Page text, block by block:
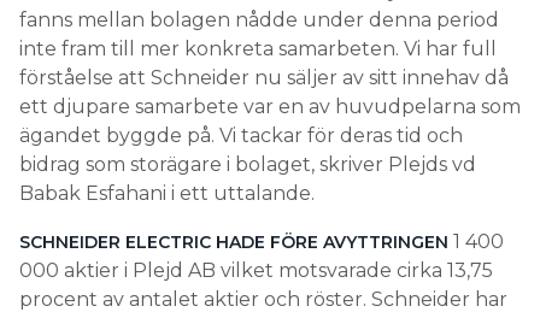
fanns mellan bolagen nådde under denna period
inte fram till mer konkreta samarbeten. Vi har full
förståelse att Schneider nu säljer av sitt innehav då
ett djupare samarbete var en av huvudpelarna som
ägandet byggde på. Vi tackar för deras tid och
bidrag som storägare i bolaget, skriver Plejds vd
Babak Esfahani i ett uttalande.
SCHNEIDER ELECTRIC HADE FÖRE AVYTTRINGEN 1 400
000 aktier i Plejd AB vilket motsvarade cirka 13,75
procent av antalet aktier och röster. Schneider har